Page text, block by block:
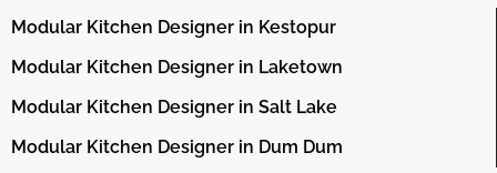
Modular Kitchen Designer in Kestopur
Modular Kitchen Designer in Laketown
Modular Kitchen Designer in Salt Lake
Modular Kitchen Designer in Dum Dum